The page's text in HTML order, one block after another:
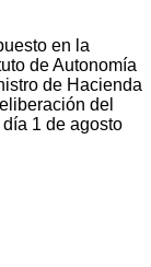
en la
de Autonomía
de Hacienda
del
1 de agosto